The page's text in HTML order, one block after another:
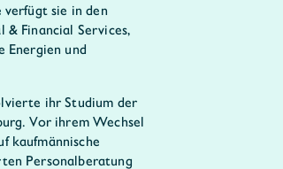
sie in den
& Financial Services,
Energien und
ihr Studium der
Vor ihrem Wechsel
kaufmännische
Personalberatung